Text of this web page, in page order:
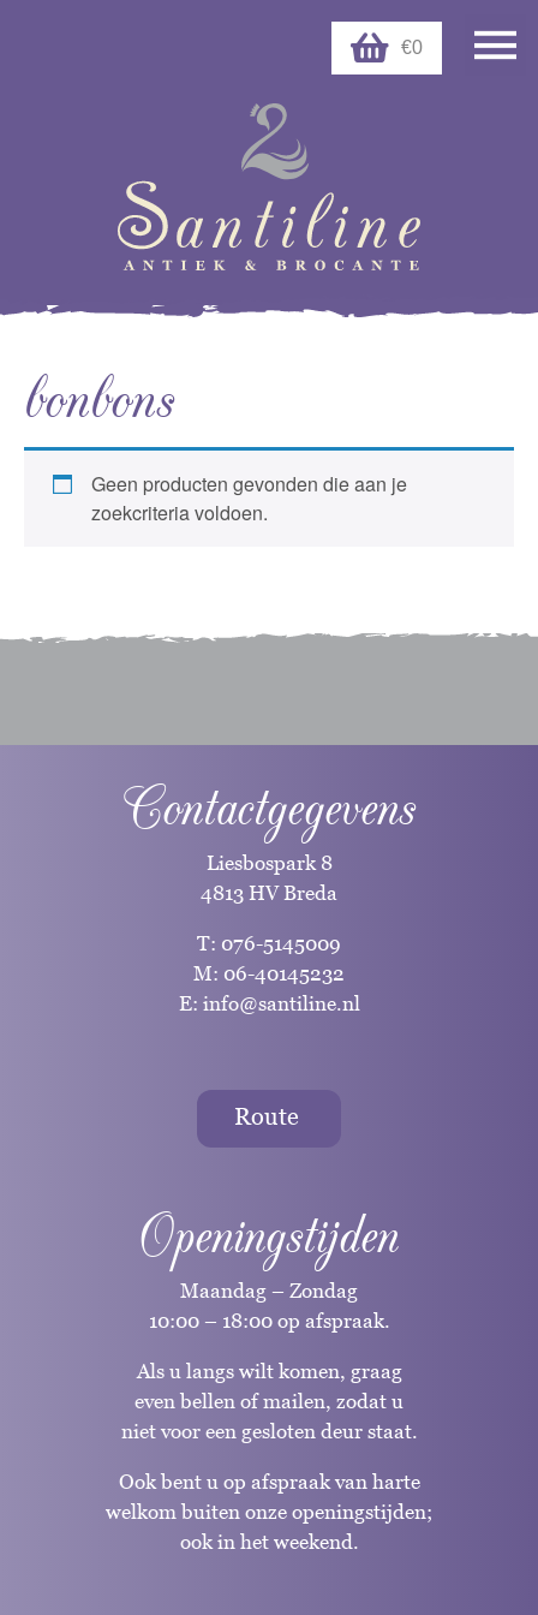
€0
bonbons
Geen producten gevonden die aan je
zoekcriteria voldoen.
Contactgegevens
Liesbospark 8
4813 HV Breda
T: 076-5145009
M: 06-40145232
E: info@santiline.nl
Route
Openingstijden
Maandag – Zondag
10:00 – 18:00 op afspraak.
Als u langs wilt komen, graag
even bellen of mailen, zodat u
niet voor een gesloten deur staat.
Ook bent u op afspraak van harte
welkom buiten onze openingstijden;
ook in het weekend.